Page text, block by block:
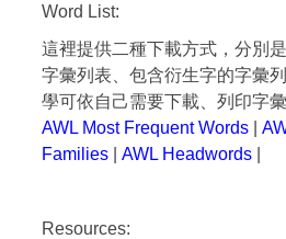
Word List:
這裡提供二種下載方式，分別
字彙列表、包含衍生字的字彙
學可依自己需要下載、列印字彙
AWL Most Frequent Words
Families
AWL Headwords
Resources: